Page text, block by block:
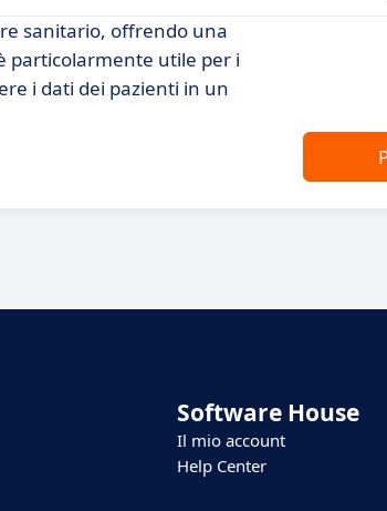
sanitario, offrendo una
particolarmente utile per i
i dati dei pazienti in un
Software House
Il mio account
Help Center